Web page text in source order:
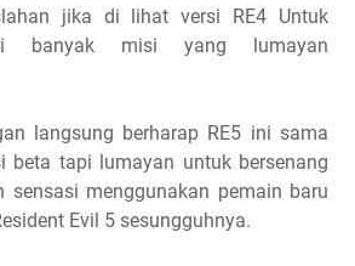
jika di lihat versi RE4 Untuk
banyak misi yang lumayan
langsung berharap RE5 ini sama
beta tapi lumayan untuk bersenang
sensasi menggunakan pemain baru
Evil 5 sesungguhnya.